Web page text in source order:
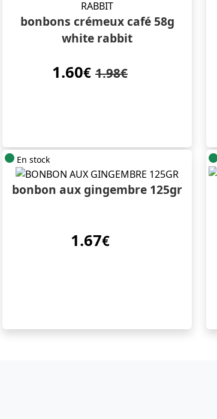
bonbons crémeux café 58g
white rabbit
1.60€ 1.98€
En stock
bonbon aux gingembre 125gr
1.67€